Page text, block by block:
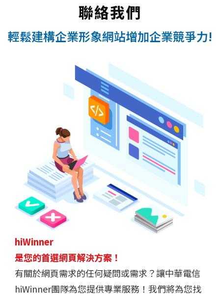
聯絡我們
輕鬆建構企業形象網站增加企業競爭力!
hiWinner
是您的首選網頁解決方案！
有關於網頁需求的任何疑問或需求？讓中華電信
hiWinner團隊為您提供專業服務！我們將為您找